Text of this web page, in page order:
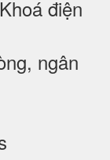
điện
ngân